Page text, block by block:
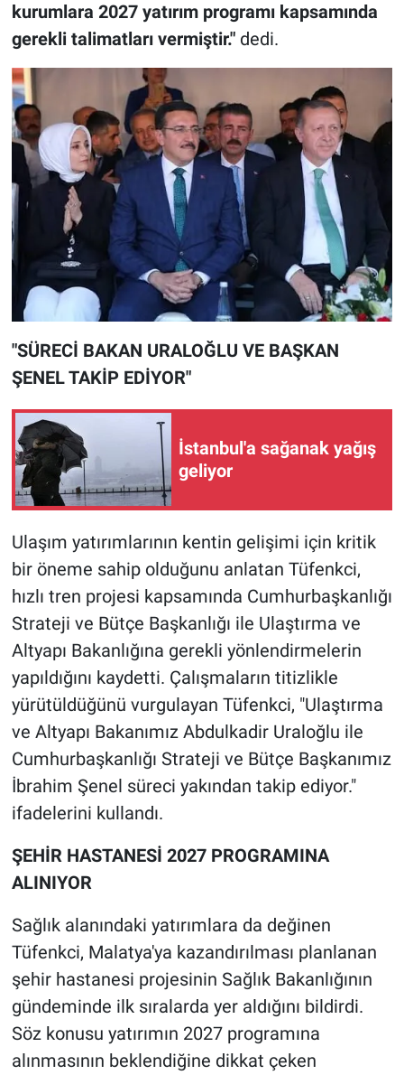
kurumlara 2027 yatırım programı kapsamında
gerekli talimatları vermiştir."dedi.
"SÜRECİ BAKAN URALOĞLU VE BAŞKAN
ŞENEL TAKİP EDİYOR"
İstanbul'a sağanak yağış
geliyor
Ulaşım yatırımlarının kentin gelişimi için kritik
bir öneme sahip olduğunu anlatan Tüfenkci,
hızlı tren projesi kapsamında Cumhurbaşkanlığı
Strateji ve Bütçe Başkanlığı ile Ulaştırma ve
Altyapı Bakanlığına gerekli yönlendirmelerin
yapıldığını kaydetti. Çalışmaların titizlikle
yürütüldüğünü vurgulayan Tüfenkci, "Ulaştırma
ve Altyapı Bakanımız Abdulkadir Uraloğlu ile
Cumhurbaşkanlığı Strateji ve Bütçe Başkanımız
İbrahim Şenel süreci yakından takip ediyor."
ifadelerini kullandı.
ŞEHİR HASTANESİ 2027 PROGRAMINA
ALINIYOR
Sağlık alanındaki yatırımlara da değinen
Tüfenkci, Malatya'ya kazandırılması planlanan
şehir hastanesi projesinin Sağlık Bakanlığının
gündeminde ilk sıralarda yer aldığını bildirdi.
Söz konusu yatırımın 2027 programına
alınmasının beklendiğine dikkat çeken